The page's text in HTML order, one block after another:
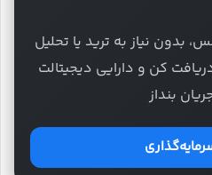
بدون نیاز به ترید یا تحلیل
دریافت کن و دارایی دیجیتالت
بنداز